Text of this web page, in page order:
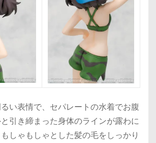
い表情で、セパレートの水着でお腹
引き締まった身体のラインが露わに
しゃもしゃとした髪の毛をしっかり